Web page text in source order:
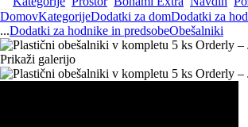
DomovKategorijeDodatki za domDodatki za
...Dodatki za hodnike in predsobeObešalniki
Prikaži galerijo